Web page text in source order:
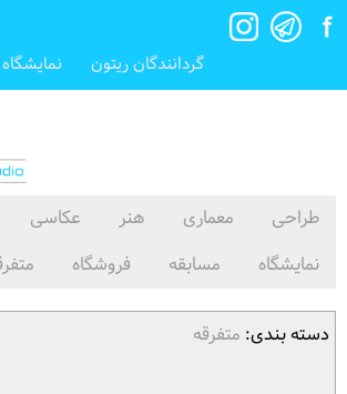
گردانندگان ریتون نمایشگاه
طراحی معماری هنر عکاسی
نمایشگاه
مسابقه فروشگاه
دسته بندی: متفرقه